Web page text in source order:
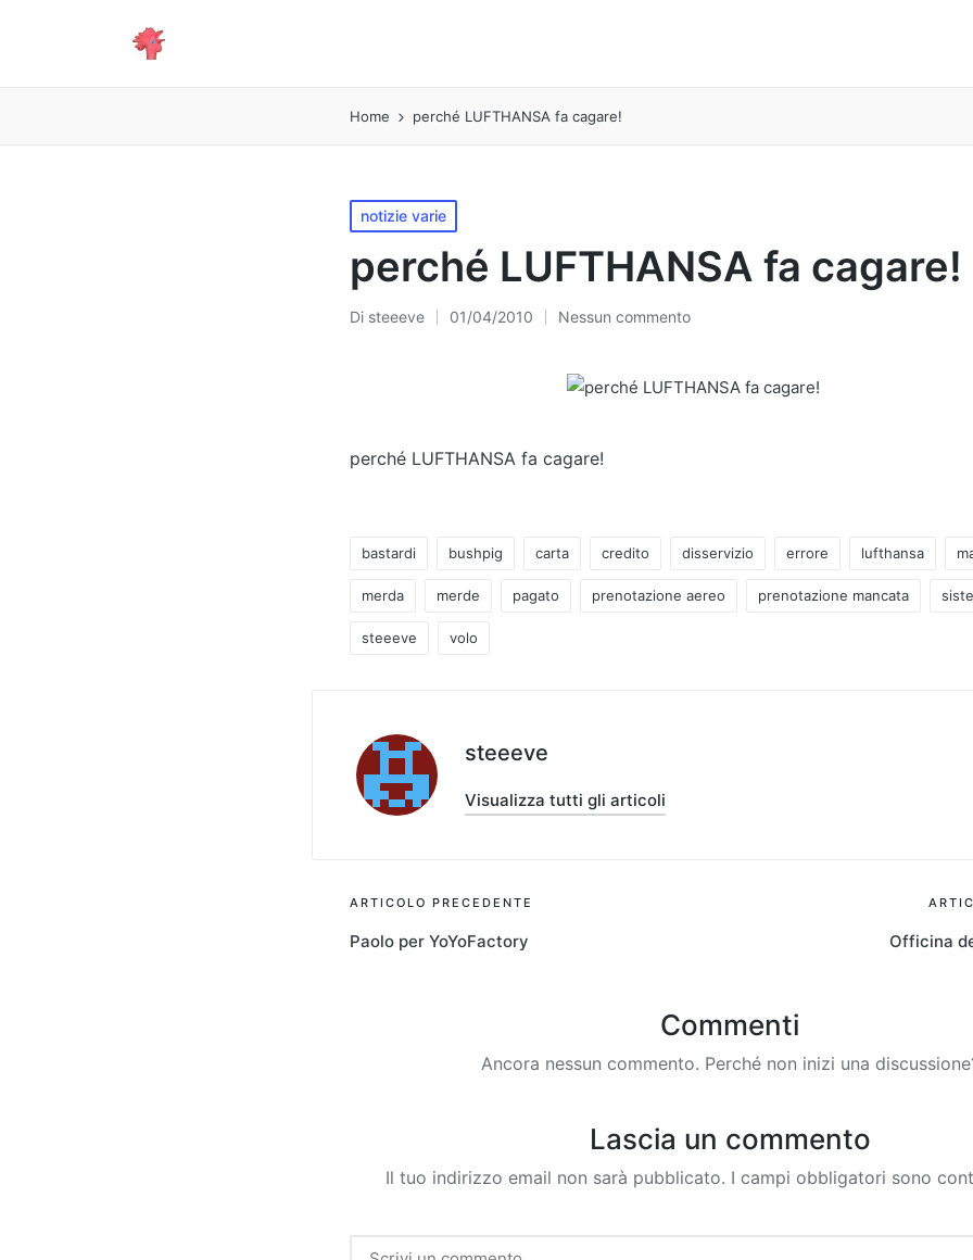
Home perché LUFTHANSA fa cagare!
Pubblicato
in
notizie varie
perché LUFTHANSA fa cagare!
Pubblicato
Di steeeve 01/04/2010 Nessun commento
perché LUFTHANSA fa cagare!
Tag:
bastardi bushpig carta credito disservizio errore lufthansa
merda merde pagato prenotazione aereo prenotazione mancata
steeeve volo
steeeve
Visualizza tutti gli articoli
Navigazione
articoli
ARTICOLO PRECEDENTE
Paolo per YoYoFactory Officina
Commenti
Ancora nessun commento. Perché non inizi una
Lascia un commento
Il tuo indirizzo email non sarà pubblicato. I campi obbligatori sono